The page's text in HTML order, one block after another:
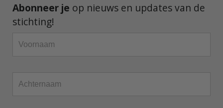
Abonneer je op nieuws en updates van de
stichting!